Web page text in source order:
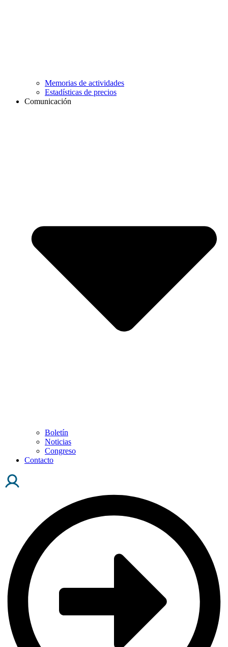
Memorias de actividades
Estadísticas de precios
Comunicación
Boletín
Noticias
Congreso
Contacto